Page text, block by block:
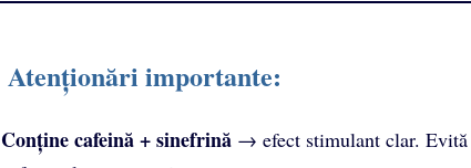
Atenționări importante:
Conține cafeină + sinefrină→ efect stimulant clar. Evită